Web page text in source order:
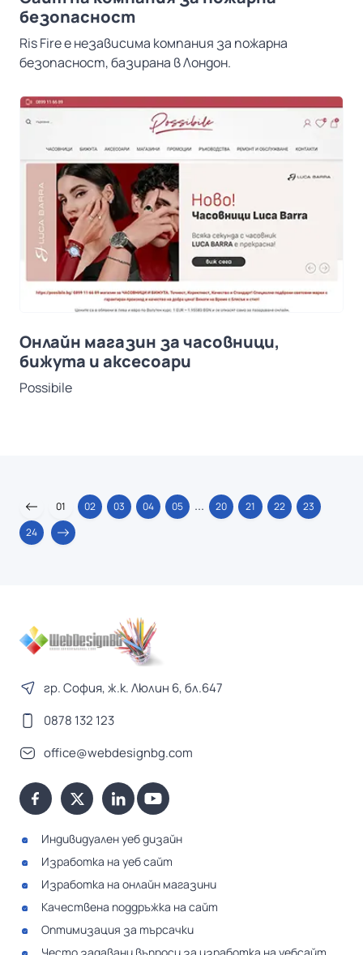
безопасност
Ris Fire e независима компания за пожарна
безопасност, базирана в Лондон.
Онлайн магазин за часовници,
бижута и аксесоари
Possibile
01 02 03 04 05 ... 20 21 22
23
24
гр. София, ж.к. Люлин 6, бл.647
0878 132 123
office@webdesignbg.com
Индивидуален уеб дизайн
Изработка на уеб сайт
Изработка на онлайн магазини
Качествена поддръжка на сайт
Оптимизация за търсачки